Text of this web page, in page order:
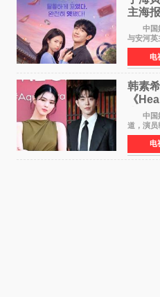
主海
友”
中国娱
与安河
近日公
报中，
街道上，
电
韩素
《
恋归
中国娱
道，演
角，与
在剧中
初恋的意
电